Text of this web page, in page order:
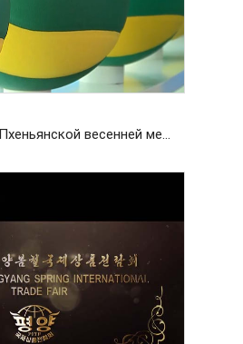
Открытие 24-й Пхеньянской весенней международной выставки-ярмарка